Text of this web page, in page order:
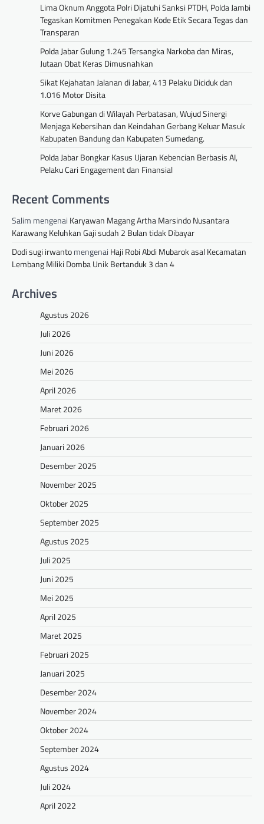
Lima Oknum Anggota Polri Dijatuhi Sanksi PTDH, Polda Jambi
Tegaskan Komitmen Penegakan Kode Etik Secara Tegas dan
Transparan
Polda Jabar Gulung 1.245 Tersangka Narkoba dan Miras,
Jutaan Obat Keras Dimusnahkan
Sikat Kejahatan Jalanan di Jabar, 413 Pelaku Diciduk dan
1.016 Motor Disita
Korve Gabungan di Wilayah Perbatasan, Wujud Sinergi
Menjaga Kebersihan dan Keindahan Gerbang Keluar Masuk
Kabupaten Bandung dan Kabupaten Sumedang.
Polda Jabar Bongkar Kasus Ujaran Kebencian Berbasis AI,
Pelaku Cari Engagement dan Finansial
Recent Comments
Salim mengenai Karyawan Magang Artha Marsindo Nusantara
Karawang Keluhkan Gaji sudah 2 Bulan tidak Dibayar
Dodi sugi irwantomengenai Haji Robi Abdi Mubarok asal Kecamatan
Lembang Miliki Domba Unik Bertanduk 3 dan 4
Archives
Agustus 2026
Juli 2026
Juni 2026
Mei 2026
April 2026
Maret 2026
Februari 2026
Januari 2026
Desember 2025
November 2025
Oktober 2025
September 2025
Agustus 2025
Juli 2025
Juni 2025
Mei 2025
April 2025
Maret 2025
Februari 2025
Januari 2025
Desember 2024
November 2024
Oktober 2024
September 2024
Agustus 2024
Juli 2024
April 2022